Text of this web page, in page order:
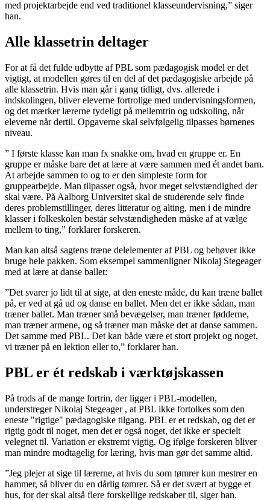
med projektarbejde end ved traditionel klasseundervisning,” siger
han.
Alle klassetrin deltager
For at få det fulde udbytte af PBL som pædagogisk model er det
vigtigt, at modellen gøres til en del af det pædagogiske arbejde på
alle klassetrin. Hvis man går i gang tidligt, dvs. allerede i
indskolingen, bliver eleverne fortrolige med undervisningsformen,
og det mærker lærerne tydeligt på mellemtrin og udskoling, når
eleverne når dertil. Opgaverne skal selvfølgelig tilpasses børnenes
niveau.
” I første klasse kan man fx snakke om, hvad en gruppe er. En
gruppe er måske bare det at lære at være sammen med ét andet barn.
At arbejde sammen to og to er den simpleste form for
gruppearbejde. Man tilpasser også, hvor meget selvstændighed der
skal være. På Aalborg Universitet skal de studerende selv finde
deres problemstillinger, deres litteratur og alting, men i de mindre
klasser i folkeskolen består selvstændigheden måske af at vælge
mellem to ting,” forklarer forskeren.
Man kan altså sagtens træne delelementer af PBL og behøver ikke
bruge hele pakken. Som eksempel sammenligner Nikolaj Stegeager
med at lære at danse ballet:
”Det svarer jo lidt til at sige, at den eneste måde, du kan træne ballet
på, er ved at gå ud og danse en ballet. Men det er ikke sådan, man
træner ballet. Man træner små bevægelser, man træner fødderne,
man træner armene, og så træner man måske det at danse sammen.
Det samme med PBL. Det kan både være et stort projekt og noget,
vi træner på en lektion eller to,” forklarer han.
PBL er ét redskab i værktøjskassen
På trods af de mange fortrin, der ligger i PBL-modellen,
understreger Nikolaj Stegeager , at PBL ikke fortolkes som den
eneste "rigtige" pædagogiske tilgang. PBL er et redskab, og det er
rigtig godt til noget, men det er også noget, det ikke er specielt
velegnet til. Variation er ekstremt vigtig. Og ifølge forskeren bliver
man mindre modtagelig for læring, hvis man gør det samme altid.
”Jeg plejer at sige til lærerne, at hvis du som tømrer kun mestrer en
hammer, så bliver du en dårlig tømrer. Så er det svært at bygge et
hus, for der skal altså flere forskellige redskaber til, siger han.